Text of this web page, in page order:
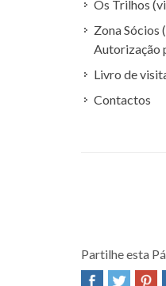
Os Trilhos
Zona Sócios
Autorização
Livro de
Contactos
Partilhe esta